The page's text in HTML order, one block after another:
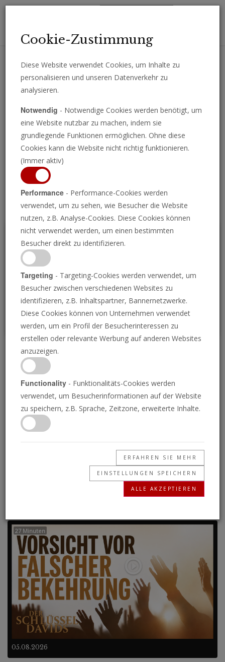
Erhalten Sie wichtige Analysen, Kommentare und Nachrichten
Programm ansehen
P
Israels Geschwür
03.05.2024 • 21 Minuten
Seit seiner Gründung im Jahr 1948 hat der
winzige Staat Israel nur Gewalt und Leid erlebt.
Jüdische Versuche, Frieden zu schaffen, sind
05.08.2026
27 Minuten
Cookie-Zustimmung
Diese Website verwendet Cookies, um Inhalte zu
personalisieren und unseren Datenverkehr zu
analysieren.
Notwendig - Notwendige Cookies werden benötigt, um
eine Website nutzbar zu machen, indem sie
grundlegende Funktionen ermöglichen. Ohne diese
Cookies kann die Website nicht richtig funktionieren.
(Immer aktiv)
Performance - Performance-Cookies werden
verwendet, um zu sehen, wie Besucher die Website
nutzen, z.B. Analyse-Cookies. Diese Cookies können
nicht verwendet werden, um einen bestimmten
Besucher direkt zu identifizieren.
Targeting - Targeting-Cookies werden verwendet, um
Besucher zwischen verschiedenen Websites zu
identifizieren, z.B. Inhaltspartner, Bannernetzwerke.
Diese Cookies können von Unternehmen verwendet
werden, um ein Profil der Besucherinteressen zu
erstellen oder relevante Werbung auf anderen Websites
anzuzeigen.
Functionality - Funktionalitäts-Cookies werden
verwendet, um Besucherinformationen auf der Website
zu speichern, z.B. Sprache, Zeitzone, erweiterte Inhalte.
ERFAHREN SIE MEHR
EINSTELLUNGEN SPEICHERN
ALLE AKZEPTIEREN